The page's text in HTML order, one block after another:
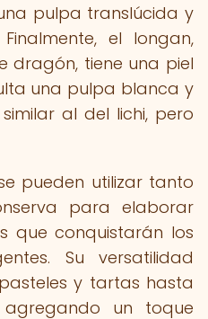
pulpa translúcida y
el longan,
dragón, tiene una piel
una pulpa blanca y
al del lichi, pero
pueden utilizar tanto
para elaborar
que conquistarán los
Su versatilidad
y tartas hasta
agregando un toque